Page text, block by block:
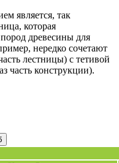
является, так
которая
древесины для
нередко сочетают
лестницы) с тетивой
часть конструкции).